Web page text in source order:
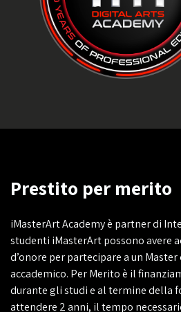
Prestito per merito
iMasterArt Academy è partner di
studenti iMasterArt possono avere
d’onore per partecipare a un Master
accademico. Per Merito è il
durante gli studi e al termine della
attendere 2 anni, il tempo